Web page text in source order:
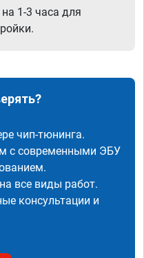
1-3 часа для
чип-тюнинга.
с современными ЭБУ
все виды работ.
консультации и